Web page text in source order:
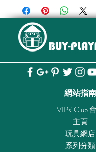
PLAYMOBIL sets. The
plastic bags packaging.
此產品為PLAYMOBIL
以塑料袋包裝發售
網站指南
VIPs' Club
主頁
玩具網店
系列分類